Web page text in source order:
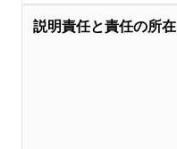
説明責任と責任の所在